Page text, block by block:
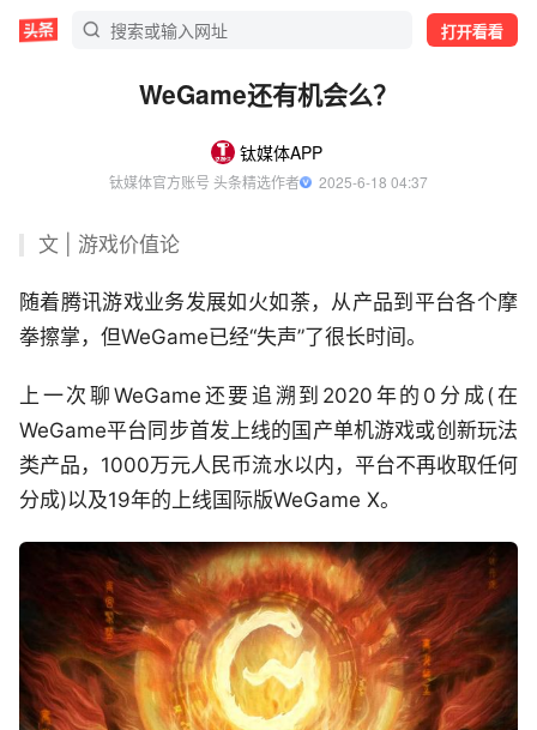
打开看看
WeGame还有机会么？
钛媒体APP
钛媒体官方账号 头条精选作者
  2025-6-18 04:37
文 | 游戏价值论
随着腾讯游戏业务发展如火如荼，从产品到平台各个摩
拳擦掌，但WeGame已经“失声”了很长时间。
上一次聊WeGame还要追溯到2020年的0分成(在
WeGame平台同步首发上线的国产单机游戏或创新玩法
类产品，1000万元人民币流水以内，平台不再收取任何
分成)以及19年的上线国际版WeGame X。